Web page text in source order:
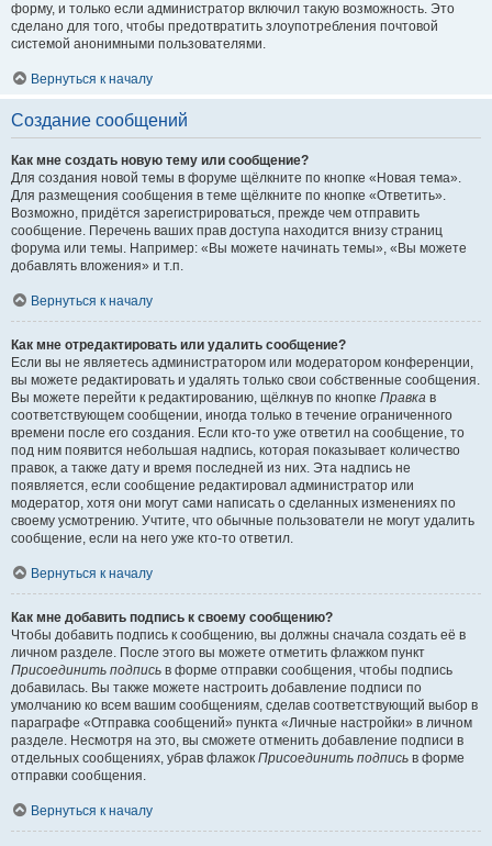
форму, и только если администратор включил такую возможность. Это
сделано для того, чтобы предотвратить злоупотребления почтовой
системой анонимными пользователями.
Вернуться к началу
Создание сообщений
Как мне создать новую тему или сообщение?
Для создания новой темы в форуме щёлкните по кнопке «Новая тема».
Для размещения сообщения в теме щёлкните по кнопке «Ответить».
Возможно, придётся зарегистрироваться, прежде чем отправить
сообщение. Перечень ваших прав доступа находится внизу страниц
форума или темы. Например: «Вы можете начинать темы», «Вы можете
добавлять вложения» и т.п.
Вернуться к началу
Как мне отредактировать или удалить сообщение?
Если вы не являетесь администратором или модератором конференции,
вы можете редактировать и удалять только свои собственные сообщения.
Вы можете перейти к редактированию, щёлкнув по кнопке Правка в
соответствующем сообщении, иногда только в течение ограниченного
времени после его создания. Если кто-то уже ответил на сообщение, то
под ним появится небольшая надпись, которая показывает количество
правок, а также дату и время последней из них. Эта надпись не
появляется, если сообщение редактировал администратор или
модератор, хотя они могут сами написать о сделанных изменениях по
своему усмотрению. Учтите, что обычные пользователи не могут удалить
сообщение, если на него уже кто-то ответил.
Вернуться к началу
Как мне добавить подпись к своему сообщению?
Чтобы добавить подпись к сообщению, вы должны сначала создать её в
личном разделе. После этого вы можете отметить флажком пункт
Присоединить подпись в форме отправки сообщения, чтобы подпись
добавилась. Вы также можете настроить добавление подписи по
умолчанию ко всем вашим сообщениям, сделав соответствующий выбор в
параграфе «Отправка сообщений» пункта «Личные настройки» в личном
разделе. Несмотря на это, вы сможете отменить добавление подписи в
отдельных сообщениях, убрав флажок Присоединить подпись в форме
отправки сообщения.
Вернуться к началу